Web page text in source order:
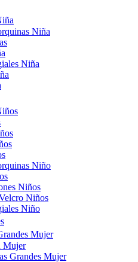
Niña
Niña
Niño
Niños
Niños
Niño
Mujer
Mujer
Grandes Mujer